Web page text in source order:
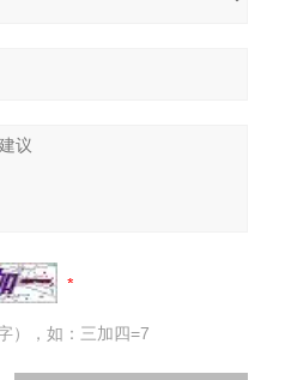
），如：三加四=7